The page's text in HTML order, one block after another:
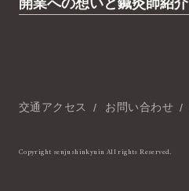
交通アクセス お問い合わせ
Copyright senjushinkyuin All rights Reserved.